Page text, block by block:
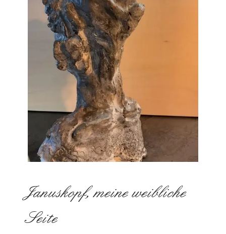
Januskopf, meine weibliche
Seite